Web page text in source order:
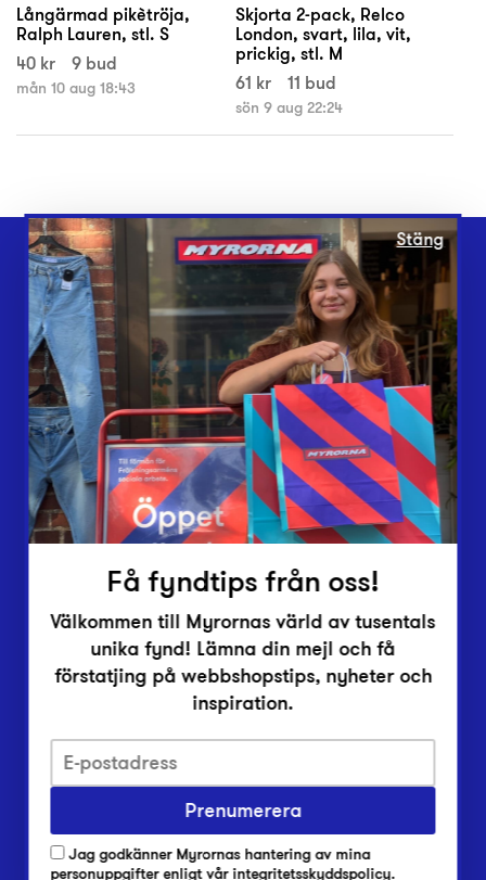
Långärmad pikètröja,
Ralph Lauren, stl. S
40 kr
9 bud
mån 10 aug 18:43
Skjorta 2-pack, Relco
London, svart, lila, vit,
prickig, stl. M
61 kr
11 bud
sön 9 aug 22:24
Webbshop
Butiker
Lämna in
Vårt överskott
Inlämningsplatser
Om Myrorna
Lediga jobb
Pressrum
Integritetsskyddspolicy
Har du frågor om onlineköp, leverans eller retur?
Har du frågor om vår verksamhet?
Stäng
Få fyndtips från oss!
Välkommen till Myrornas värld av tusentals
unika fynd! Lämna din mejl och få
förstatjing på webbshopstips, nyheter och
inspiration.
Prenumerera
Jag godkänner Myrornas hantering av mina
personuppgifter enligtvår integritetsskyddspolicy.